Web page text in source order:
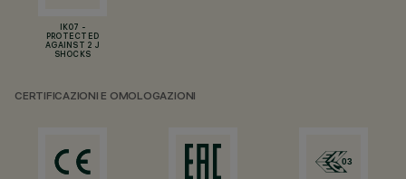
IK07 -
PROTECTED
AGAINST 2 J
SHOCKS
CERTIFICAZIONI E OMOLOGAZIONI